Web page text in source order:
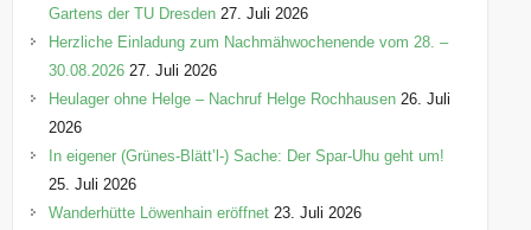
Gartens der TU Dresden 27. Juli 2026
Herzliche Einladung zum Nachmähwochenende vom 28. –
30.08.2026 27. Juli 2026
Heulager ohne Helge – Nachruf Helge Rochhausen 26. Juli
2026
In eigener (Grünes-Blätt’l-) Sache: Der Spar-Uhu geht um!
25. Juli 2026
Wanderhütte Löwenhain eröffnet 23. Juli 2026